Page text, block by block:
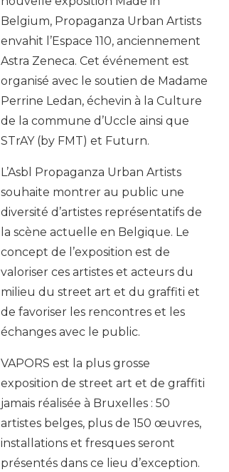
Belgium, Propaganza Urban Artists
envahit l’Espace 110, anciennement
Astra Zeneca. Cet événement est
organisé avec le soutien de Madame
Perrine Ledan, échevin à la Culture
de la commune d’Uccle ainsi que
STrAY (by FMT) et Futurn.
L’Asbl Propaganza Urban Artists
souhaite montrer au public une
diversité d’artistes représentatifs de
la scène actuelle en Belgique. Le
concept de l’exposition est de
valoriser ces artistes et acteurs du
milieu du street art et du graffiti et
de favoriser les rencontres et les
échanges avec le public.
VAPORS est la plus grosse
exposition de street art et de graffiti
jamais réalisée à Bruxelles : 50
artistes belges, plus de 150 œuvres,
installations et fresques seront
présentés dans ce lieu d’exception.